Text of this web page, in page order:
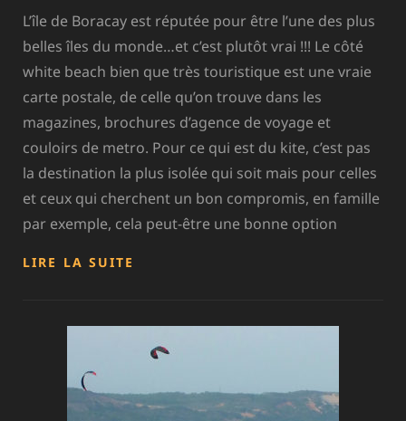
L’île de Boracay est réputée pour être l’une des plus
belles îles du monde…et c’est plutôt vrai !!! Le côté
white beach bien que très touristique est une vraie
carte postale, de celle qu’on trouve dans les
magazines, brochures d’agence de voyage et
couloirs de metro. Pour ce qui est du kite, c’est pas
la destination la plus isolée qui soit mais pour celles
et ceux qui cherchent un bon compromis, en famille
par exemple, cela peut-être une bonne option
LIRE LA SUITE